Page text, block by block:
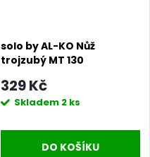
solo by AL-KO Nůž
trojzubý MT 130
329 Kč
Skladem 2 ks
DO KOŠÍKU